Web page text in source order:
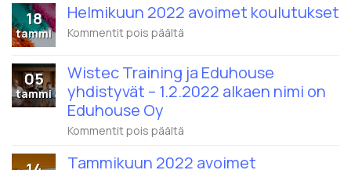
18
tammi
Helmikuun 2022 avoimet koulutukset
Kommentit pois päältä
avoimet
koulutukset
05
tammi
Wistec Training ja Eduhouse
yhdistyvät – 1.2.2022 alkaen nimi on
Eduhouse Oy
Kommentit pois päältä
Training
Tammikuun 2022 avoimet